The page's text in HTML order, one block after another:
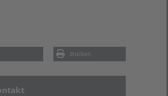
drucken